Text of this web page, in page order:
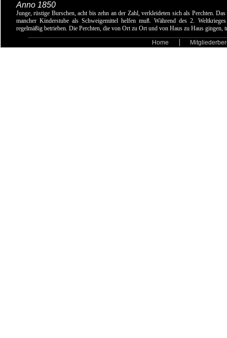
Anno 1850
Junge, rüstige Burschen, acht bis zehn an der Zahl, verkleideten sich als Perchten.
mancher Kinderstube als Schweigemittel helfen muß. Während des 2.
regelmäßig betrieben. Die Perchten, die von Ort zu Ort und von Haus zu Haus gingen,
Home